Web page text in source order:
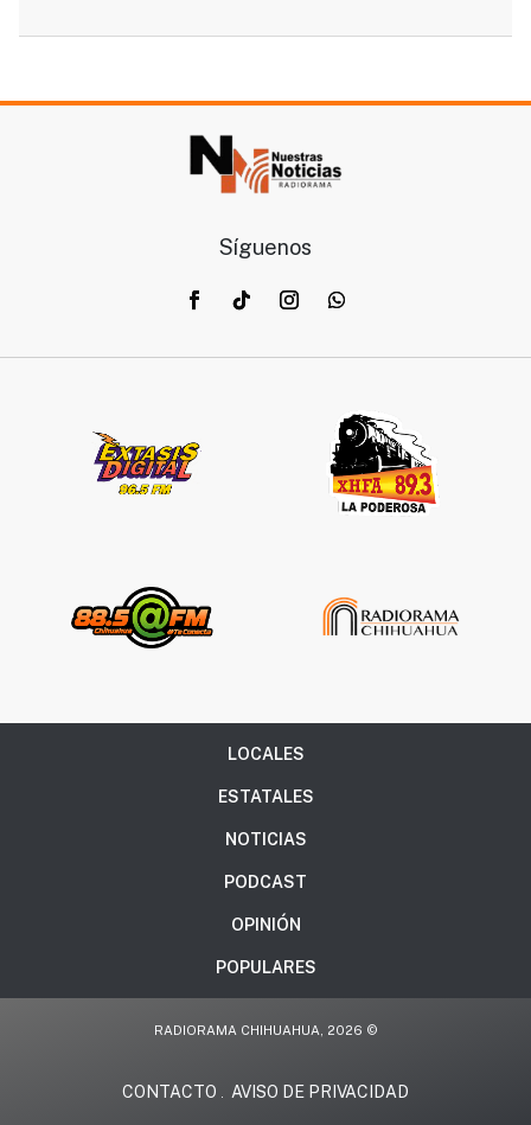
Síguenos
LOCALES
ESTATALES
NOTICIAS
PODCAST
OPINIÓN
POPULARES
RADIORAMA CHIHUAHUA, 2026 ©
CONTACTO AVISO DE PRIVACIDAD